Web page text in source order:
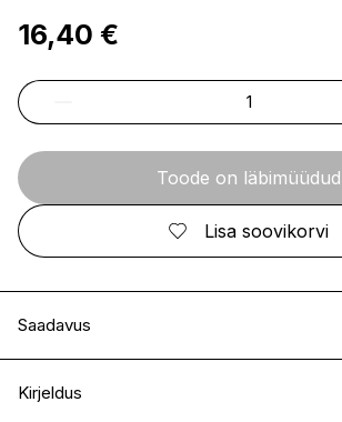
16,40 €
Toode on läbimüüdud
Lisa soovikorvi
Saadavus
I.L.U. Kristiine
Kirjeldus